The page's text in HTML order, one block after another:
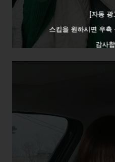
[자동
스킵을 원하시면 우
감사